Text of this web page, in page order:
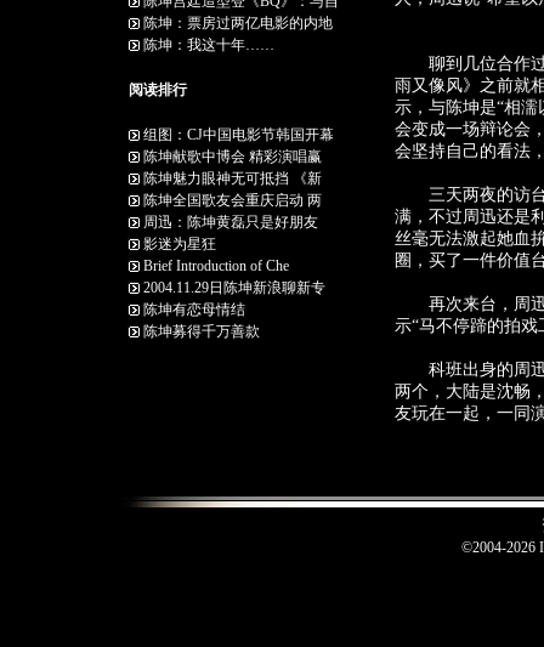
陈坤：票房过两亿电影的内地
陈坤：我这十年……
阅读排行
组图：CJ中国电影节韩国开幕
陈坤献歌中博会 精彩演唱赢
陈坤魅力眼神无可抵挡 《新
陈坤全国歌友会重庆启动 两
周迅：陈坤黄磊只是好朋友
影迷为星狂
Brief Introduction of Che
2004.11.29日陈坤新浪聊新专
陈坤有恋母情结
陈坤募得千万善款
聊到几位合作过
雨又像风》之前就
示，与陈坤是“相濡
会变成一场辩论会
会坚持自己的看法
三天两夜的访台
满，不过周迅还是
丝毫无法激起她血
圈，买了一件价值
再次来台，周迅
示“马不停蹄的拍
科班出身的周迅
两个，大陆是沈畅
友玩在一起，一同
©2004-2026